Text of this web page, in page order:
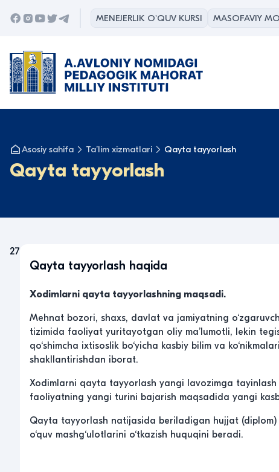
MENEJERLIK O'QUV KURSI MASOFAVIY
Asosiy sahifa Taʼlim xizmatlari Qayta tayyorlash
Qayta tayyorlash
27
Qayta tayyorlash haqida
Xodimlarni qayta tayyorlashning maqsadi.
Mehnat bozori, shaxs, davlat va jamiyatning
tizimida faoliyat yuritayotgan oliy ma’lumotli, lekin
qo‘shimcha ixtisoslik bo‘yicha kasbiy bilim va
shakllantirishdan iborat.
Xodimlarni qayta tayyorlash yangi lavozimga
faoliyatning yangi turini bajarish maqsadida yangi
Qayta tayyorlash natijasida beriladigan hujjat
o‘quv mashg‘ulotlarini o‘tkazish huquqini beradi.